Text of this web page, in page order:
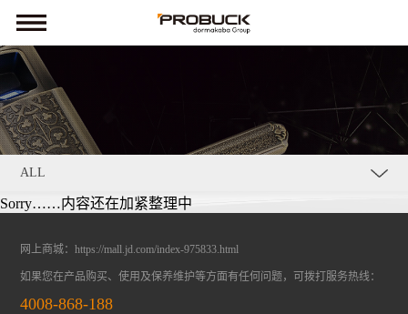
ALL
Sorry……内容还在加紧整理中
网上商城：https://mall.jd.com/index-975833.html
如果您在产品购买、使用及保养维护等方面有任何问题，可拨打服务热线：
4008-868-188